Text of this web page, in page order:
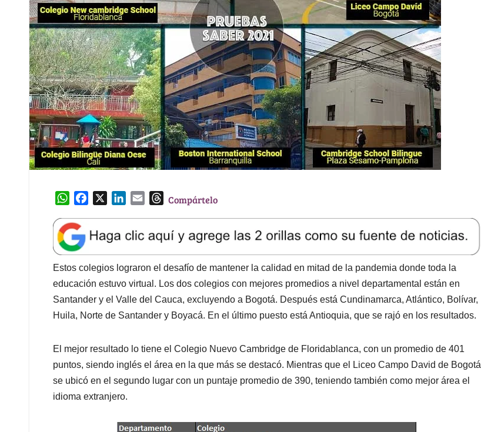
W
a
t
s
A
p
p
e
b
o
o
k
k
e
d
I
n
l
T
e
a
d
s
Compártelo
Estos colegios lograron el desafío de mantener la calidad en mitad de la pandemia donde toda la
educación estuvo virtual. Los dos colegios con mejores promedios a nivel departamental están en
Santander y el Valle del Cauca, excluyendo a Bogotá. Después está Cundinamarca, Atlántico, Bolívar,
Huila, Norte de Santander y Boyacá. En el último puesto está Antioquia, que se rajó en los resultados.
El mejor resultado lo tiene el Colegio Nuevo Cambridge de Floridablanca, con un promedio de 401
puntos, siendo inglés el área en la que más se destacó. Mientras que el Liceo Campo David de Bogotá
se ubicó en el segundo lugar con un puntaje promedio de 390, teniendo también como mejor área el
idioma extranjero.